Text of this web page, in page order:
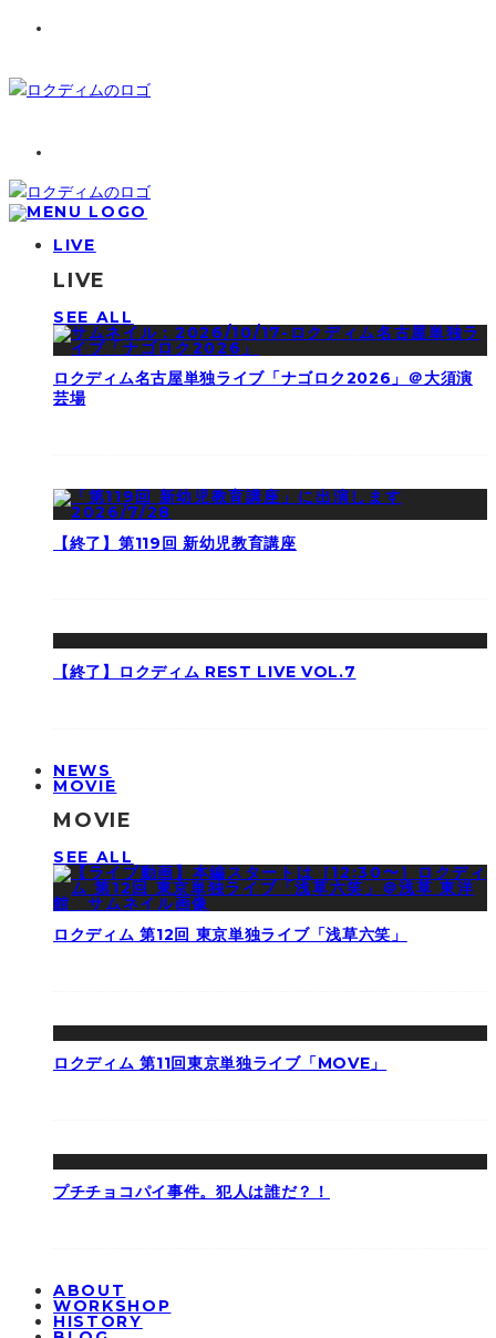
LIVE
LIVE
SEE ALL
ロクディム名古屋単独ライブ「ナゴロク2026」＠大須演
芸場
【終了】第119回 新幼児教育講座
【終了】ロクディム REST LIVE VOL.7
NEWS
MOVIE
MOVIE
SEE ALL
ロクディム 第12回 東京単独ライブ「浅草六笑」
ロクディム 第11回東京単独ライブ「MOVE」
プチチョコパイ事件。犯人は誰だ？！
ABOUT
WORKSHOP
HISTORY